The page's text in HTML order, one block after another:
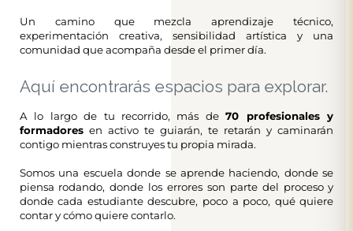
Un camino que mezcla aprendizaje técnico,
experimentación creativa, sensibilidad artística y una
comunidad que acompaña desde el primer día.
Aquí encontrarás espacios para explorar.
A lo largo de tu recorrido, más de70 profesionales y
formadoresen activo te guiarán, te retarán y caminarán
contigo mientras construyes tu propia mirada.
Somos una escuela donde se aprende haciendo, donde se
piensa rodando, donde los errores son parte del proceso y
donde cada estudiante descubre, poco a poco, qué quiere
contar y cómo quiere contarlo.